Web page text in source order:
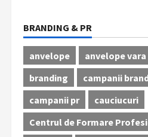
BRANDING & PR
anvelope anvelope vara
branding
campanii
campanii pr
cauciucuri
Centrul de Formare